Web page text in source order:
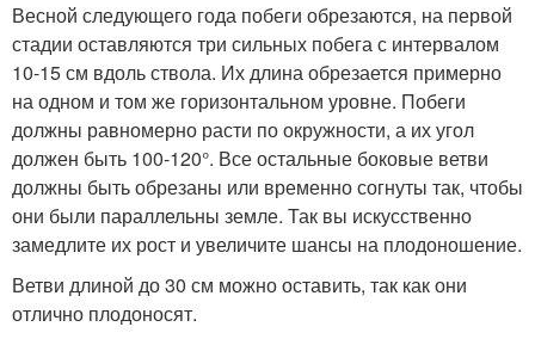
Весной следующего года побеги обрезаются, на первой
стадии оставляются три сильных побега с интервалом
10-15 см вдоль ствола. Их длина обрезается примерно
на одном и том же горизонтальном уровне. Побеги
должны равномерно расти по окружности, а их угол
должен быть 100-120°. Все остальные боковые ветви
должны быть обрезаны или временно согнуты так, чтобы
они были параллельны земле. Так вы искусственно
замедлите их рост и увеличите шансы на плодоношение.
Ветви длиной до 30 см можно оставить, так как они
отлично плодоносят.